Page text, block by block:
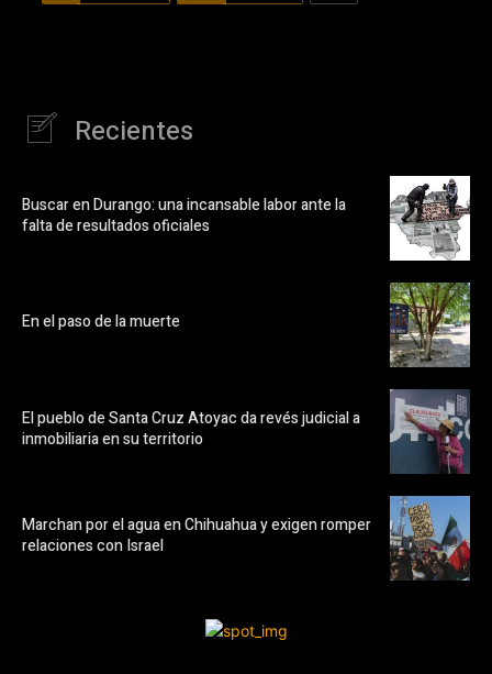
Recientes
Buscar en Durango: una incansable labor ante la
falta de resultados oficiales
En el paso de la muerte
El pueblo de Santa Cruz Atoyac da revés judicial a
inmobiliaria en su territorio
Marchan por el agua en Chihuahua y exigen romper
relaciones con Israel